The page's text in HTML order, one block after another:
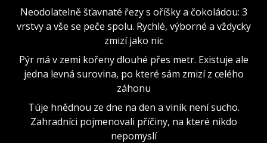
Neodolatelně šťavnaté řezy s oříšky a čokoládou: 3
vrstvy a vše se peče spolu. Rychlé, výborné a vždycky
zmizí jako nic
Pýr má v zemi kořeny dlouhé přes metr. Existuje ale
jedna levná surovina, po které sám zmizí z celého
záhonu
Túje hnědnou ze dne na den a viník není sucho.
Zahradníci pojmenovali příčiny, na které nikdo
nepomyslí